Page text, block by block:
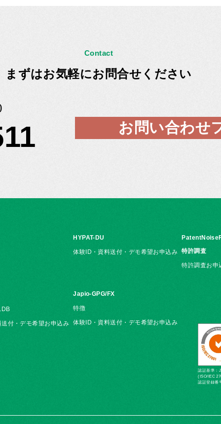
Contact
まずはお気軽にお問合せください
お問い合わせ
DB
付・デモ希望お申込み
HYPAT-DU
体験ID・資料送付・デモ希望お申込み
Japio-GPG/FX
特徴
体験ID・資料送付・デモ希望お申込み
特許調査
特許調査お申
認証基準：
(ISO/IEC
認証登録番